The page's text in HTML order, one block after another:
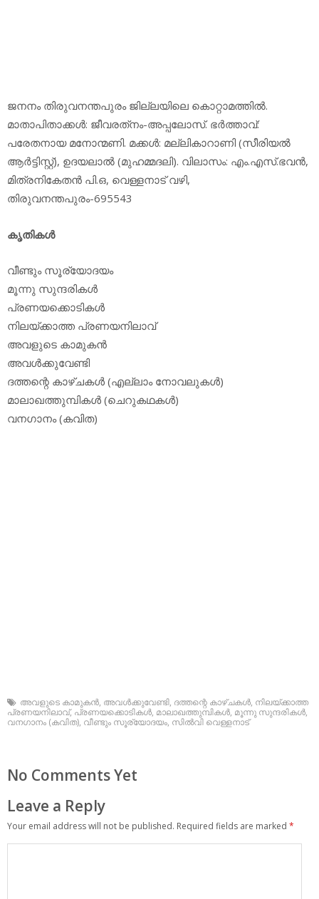
ജനനം തിരുവനന്തപുരം ജില്ലയിലെ കൊറ്റാമത്തില്‍.
മാതാപിതാക്കള്‍: ജീവരത്‌നം-അപ്പലോസ്. ഭര്‍ത്താവ്:
പരേതനായ മനോന്മണി. മക്കള്‍: മല്ലികാറാണി (സീരിയല്‍
ആര്‍ട്ടിസ്റ്റ്), ഉദയലാല്‍ (മുഹമ്മദലി). വിലാസം: എം.എസ്.ഭവന്‍,
മിത്രനികേതന്‍ പി.ഒ, വെള്ളനാട് വഴി,
തിരുവനന്തപുരം-695543
കൃതികള്‍
വീണ്ടും സൂര്യോദയം
മൂന്നു സുന്ദരികള്‍
പ്രണയക്കൊടികള്‍
നിലയ്ക്കാത്ത പ്രണയനിലാവ്
അവളുടെ കാമുകന്‍
അവള്‍ക്കുവേണ്ടി
ദത്തന്റെ കാഴ്ചകള്‍ (എല്ലാം നോവലുകള്‍)
മാലാഖത്തുമ്പികള്‍ (ചെറുകഥകള്‍)
വനഗാനം (കവിത)
അവളുടെ കാമുകന്‍, അവള്‍ക്കുവേണ്ടി, ദത്തന്റെ കാഴ്ചകള്‍, നിലയ്ക്കാത്ത
പ്രണയനിലാവ്, പ്രണയക്കൊടികള്‍, മാലാഖത്തുമ്പികള്‍, മൂന്നു സുന്ദരികള്‍,
വനഗാനം (കവിത), വീണ്ടും സൂര്യോദയം, സില്‍വി വെള്ളനാട്
No Comments Yet
Leave a Reply
Your email address will not be published. Required fields are marked *